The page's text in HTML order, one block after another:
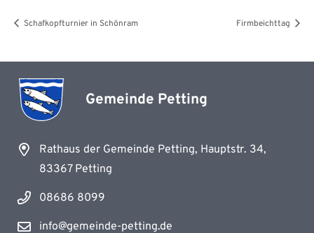
Schafkopfturnier in Schönram Firmbeichttag
Gemeinde Petting
Rathaus der Gemeinde Petting, Hauptstr. 34,
83367 Petting
08686 8099
info@gemeinde-petting.de